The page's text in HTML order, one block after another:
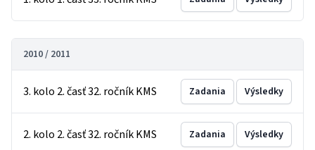
2010 / 2011
3. kolo 2. časť 32. ročník KMS Zadania Výsledky
2. kolo 2. časť 32. ročník KMS Zadania Výsledky